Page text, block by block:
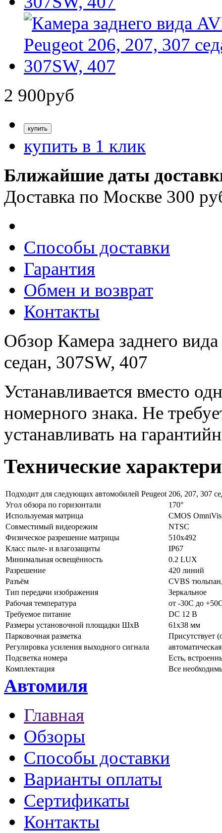
2 900руб
купить в 1 клик
Ближайшие даты
Доставка по Москве 300
Способы доставки
Гарантия
Обмен и возврат
Контакты
Обзор Камера заднего
седан, 307SW, 407
Устанавливается вместо
номерного знака. Не
устанавливать на
Технические
Подходит для следующих автомобилей Peugeot 206, 207, 307
Угол обзора по горизонтали
170°
Используемая матрица
CMOS
Совместимый видеорежим
NTSC
Физическое разрешение матрицы
510х492
Класс пыле- и влагозащиты
IP67
Минимальная освещённость
0.2 LUX
Разрешение
420 линий
Разъём
CVBS
Тип передачи изображения
Зеркальное
Рабочая температура
от -30C до
Требуемое питание
DC 12 В
Размеры установочной площадки ШхВ
61x38 мм
Парковочная разметка
Присутствует
Регулировка усиления выходного сигнала
автоматическая
Подсветка номера
Есть,
Комплектация
Все
Автомиля
Главная
Обзоры
Способы доставки
Варианты оплаты
Сертификаты
Контакты